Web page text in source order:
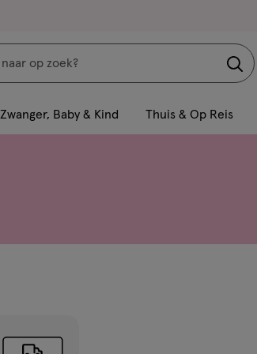
Zwanger, Baby & Kind Thuis & Op Reis